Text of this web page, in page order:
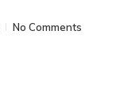
No Comments